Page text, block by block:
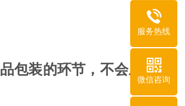
包装的环节，不会威
服务热线
微信咨询